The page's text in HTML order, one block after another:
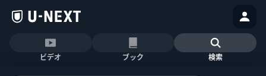
ビデオ ブック 検索